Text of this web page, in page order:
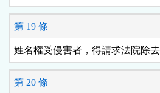
第 19 條
姓名權受侵害者，得請求法院除
第 20 條